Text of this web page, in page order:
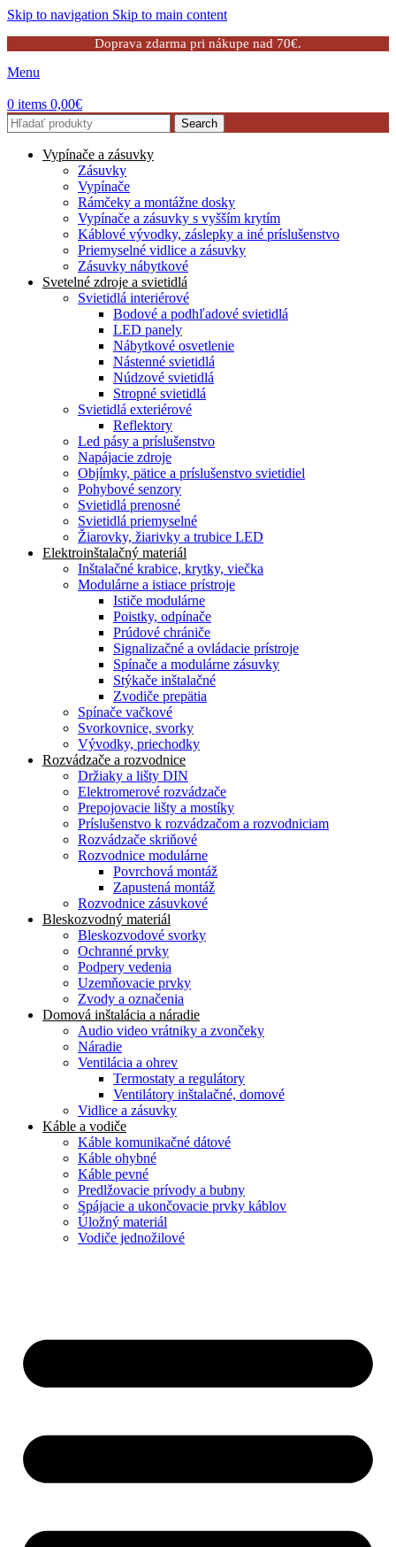
Skip to navigation Skip to main content
Doprava zdarma pri nákupe nad 70€.
Menu
0 items 0,00€
Search
Vypínače a zásuvky
Zásuvky
Vypínače
Rámčeky a montážne dosky
Vypínače a zásuvky s vyšším krytím
Káblové vývodky, záslepky a iné príslušenstvo
Priemyselné vidlice a zásuvky
Zásuvky nábytkové
Svetelné zdroje a svietidlá
Svietidlá interiérové
Bodové a podhľadové svietidlá
LED panely
Nábytkové osvetlenie
Nástenné svietidlá
Núdzové svietidlá
Stropné svietidlá
Svietidlá exteriérové
Reflektory
Led pásy a príslušenstvo
Napájacie zdroje
Objímky, pätice a príslušenstvo svietidiel
Pohybové senzory
Svietidlá prenosné
Svietidlá priemyselné
Žiarovky, žiarivky a trubice LED
Elektroinštalačný materiál
Inštalačné krabice, krytky, viečka
Modulárne a istiace prístroje
Ističe modulárne
Poistky, odpínače
Prúdové chrániče
Signalizačné a ovládacie prístroje
Spínače a modulárne zásuvky
Stýkače inštalačné
Zvodiče prepätia
Spínače vačkové
Svorkovnice, svorky
Vývodky, priechodky
Rozvádzače a rozvodnice
Držiaky a lišty DIN
Elektromerové rozvádzače
Prepojovacie lišty a mostíky
Príslušenstvo k rozvádzačom a rozvodniciam
Rozvádzače skriňové
Rozvodnice modulárne
Povrchová montáž
Zapustená montáž
Rozvodnice zásuvkové
Bleskozvodný materiál
Bleskozvodové svorky
Ochranné prvky
Podpery vedenia
Uzemňovacie prvky
Zvody a označenia
Domová inštalácia a náradie
Audio video vrátniky a zvončeky
Náradie
Ventilácia a ohrev
Termostaty a regulátory
Ventilátory inštalačné, domové
Vidlice a zásuvky
Káble a vodiče
Káble komunikačné dátové
Káble ohybné
Káble pevné
Predlžovacie prívody a bubny
Spájacie a ukončovacie prvky káblov
Úložný materiál
Vodiče jednožilové